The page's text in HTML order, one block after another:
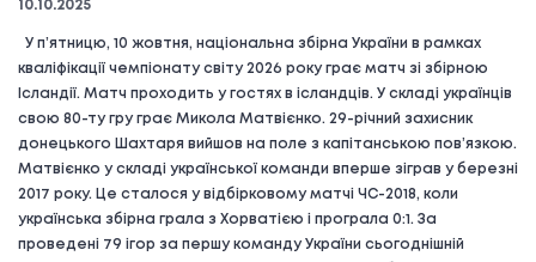
10.10.2025
У п’ятницю, 10 жовтня, національна збірна України в рамках
кваліфікації чемпіонату світу 2026 року грає матч зі збірною
Ісландії. Матч проходить у гостях в ісландців. У складі українців
свою 80-ту гру грає Микола Матвієнко. 29-річний захисник
донецького Шахтаря вийшов на поле з капітанською пов’язкою.
Матвієнко у складі української команди вперше зіграв у березні
2017 року. Це сталося у відбірковому матчі ЧС-2018, коли
українська збірна грала з Хорватією і програла 0:1. За
проведені 79 ігор за першу команду України сьогоднішній